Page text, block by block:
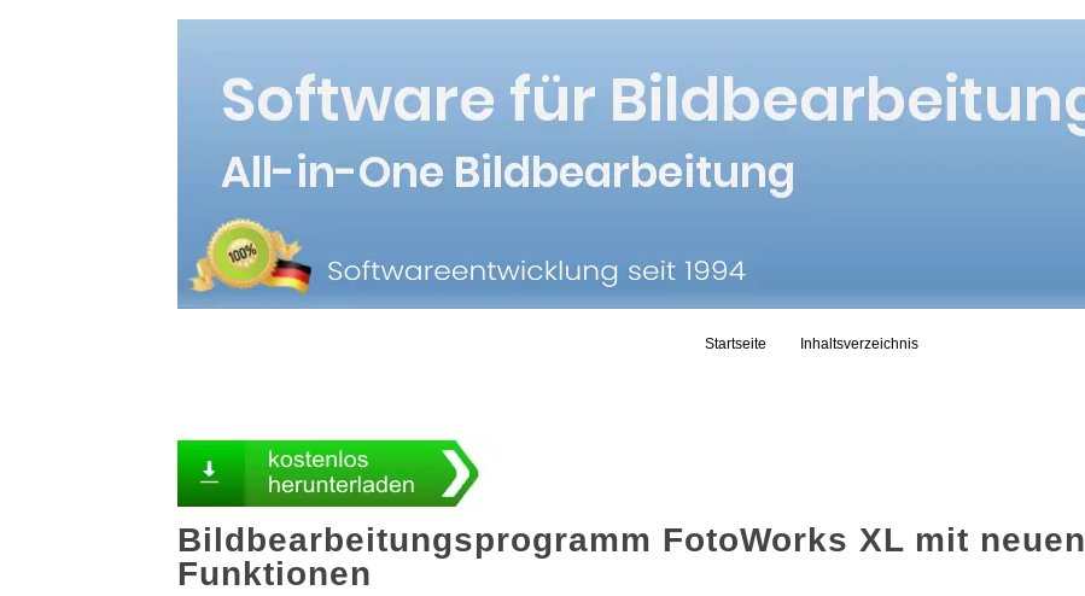
Startseite Inhaltsverzeichnis
Bildbearbeitungsprogramm FotoWorks XL mit neuen
Funktionen